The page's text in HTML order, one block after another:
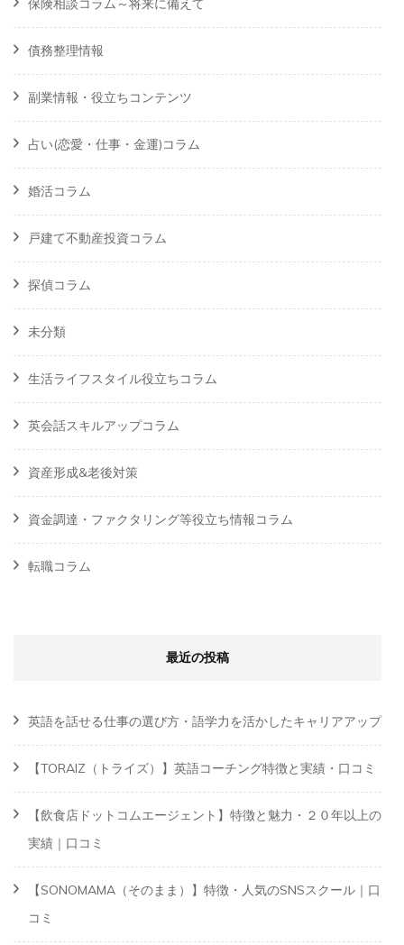
債務整理情報
副業情報・役立ちコンテンツ
占い(恋愛・仕事・金運)コラム
婚活コラム
戸建て不動産投資コラム
探偵コラム
未分類
生活ライフスタイル役立ちコラム
英会話スキルアップコラム
資産形成&老後対策
資金調達・ファクタリング等役立ち情報コラム
転職コラム
最近の投稿
英語を話せる仕事の選び方・語学力を活かしたキャリアアップ
【TORAIZ（トライズ）】英語コーチング特徴と実績・口コミ
【飲食店ドットコムエージェント】特徴と魅力・２０年以上の
実績｜口コミ
【SONOMAMA（そのまま）】特徴・人気のSNSスクール｜口
コミ